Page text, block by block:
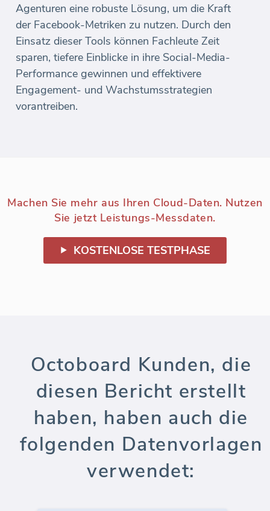
Agenturen eine robuste Lösung, um die Kraft
der Facebook-Metriken zu nutzen. Durch den
Einsatz dieser Tools können Fachleute Zeit
sparen, tiefere Einblicke in ihre Social-Media-
Performance gewinnen und effektivere
Engagement- und Wachstumsstrategien
vorantreiben.
Machen Sie mehr aus Ihren Cloud-Daten. Nutzen
Sie jetzt Leistungs-Messdaten.
KOSTENLOSE TESTPHASE
Octoboard Kunden, die
diesen Bericht erstellt
haben, haben auch die
folgenden Datenvorlagen
verwendet: